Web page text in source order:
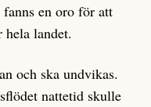
en oro för att
hela landet.
och ska undvikas.
nattetid skulle